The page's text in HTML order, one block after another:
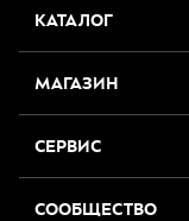
КАТАЛОГ
МАГАЗИН
СЕРВИС
СООБЩЕСТВО